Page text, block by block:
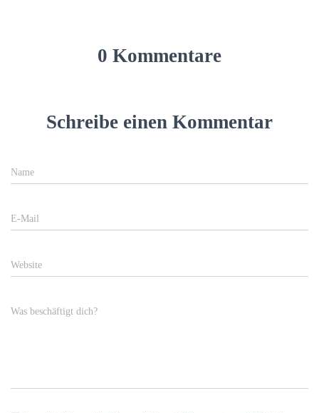
0 Kommentare
Schreibe einen Kommentar
Name
E-Mail
Website
Was beschäftigt dich?